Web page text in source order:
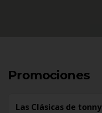
Promociones
Las Clásicas de tonny